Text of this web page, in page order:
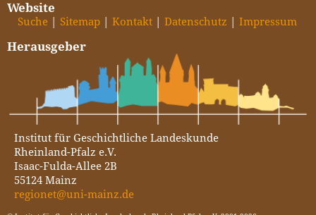
Website
Suche Sitemap Kontakt Datenschutz Impressum
Herausgeber
Institut für Geschichtliche Landeskunde
Rheinland-Pfalz e.V.
Isaac-Fulda-Allee 2B
55124 Mainz
regionet@uni-mainz.de